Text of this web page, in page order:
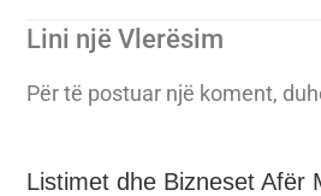
Lini një Vlerësim
Për të postuar një koment,
Listimet dhe Bizneset Afër